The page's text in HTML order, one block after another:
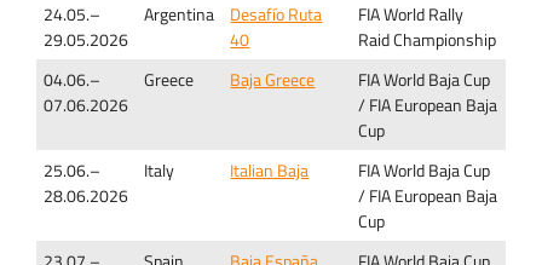
24.05.–
29.05.2026
Argentina
Desafío Ruta
40
FIA World Rally
Raid Championship
04.06.–
07.06.2026
Greece Baja Greece
FIA World Baja Cup
/ FIA European Baja
Cup
25.06.–
28.06.2026
Italy Italian Baja
FIA World Baja Cup
/ FIA European Baja
Cup